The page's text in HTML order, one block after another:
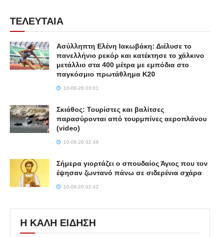
ΤΕΛΕΥΤΑΙΑ
Ασύλληπτη Ελένη Ιακωβάκη: Διέλυσε το
πανελλήνιο ρεκόρ και κατέκτησε το χάλκινο
μετάλλιο στα 400 μέτρα με εμπόδια στο
παγκόσμιο πρωτάθλημα Κ20
10-08-26 03:01
Σκιάθος: Τουρίστες και βαλίτσες
παρασύρονται από τουρμπίνες αεροπλάνου
(video)
10-08-26 02:49
Σήμερα γιορτάζει ο σπουδαίος Άγιος που τον
έψησαν ζωντανό πάνω σε σιδερένια σχάρα
10-08-26 02:42
Η ΚΑΛΗ ΕΙΔΗΣΗ